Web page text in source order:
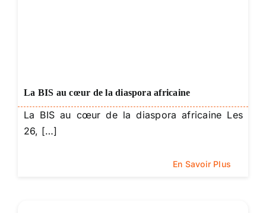
La BIS au cœur de la diaspora africaine
La BIS au cœur de la diaspora africaine Les
26, […]
En Savoir Plus